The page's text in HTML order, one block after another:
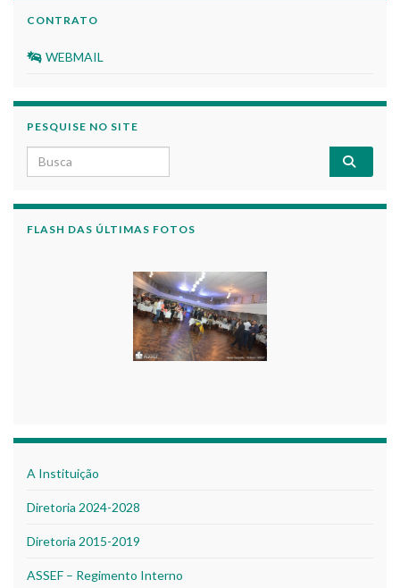
CONTRATO
WEBMAIL
PESQUISE NO SITE
Search for:
FLASH DAS ÚLTIMAS FOTOS
A Instituição
Diretoria 2024-2028
Diretoria 2015-2019
ASSEF – Regimento Interno